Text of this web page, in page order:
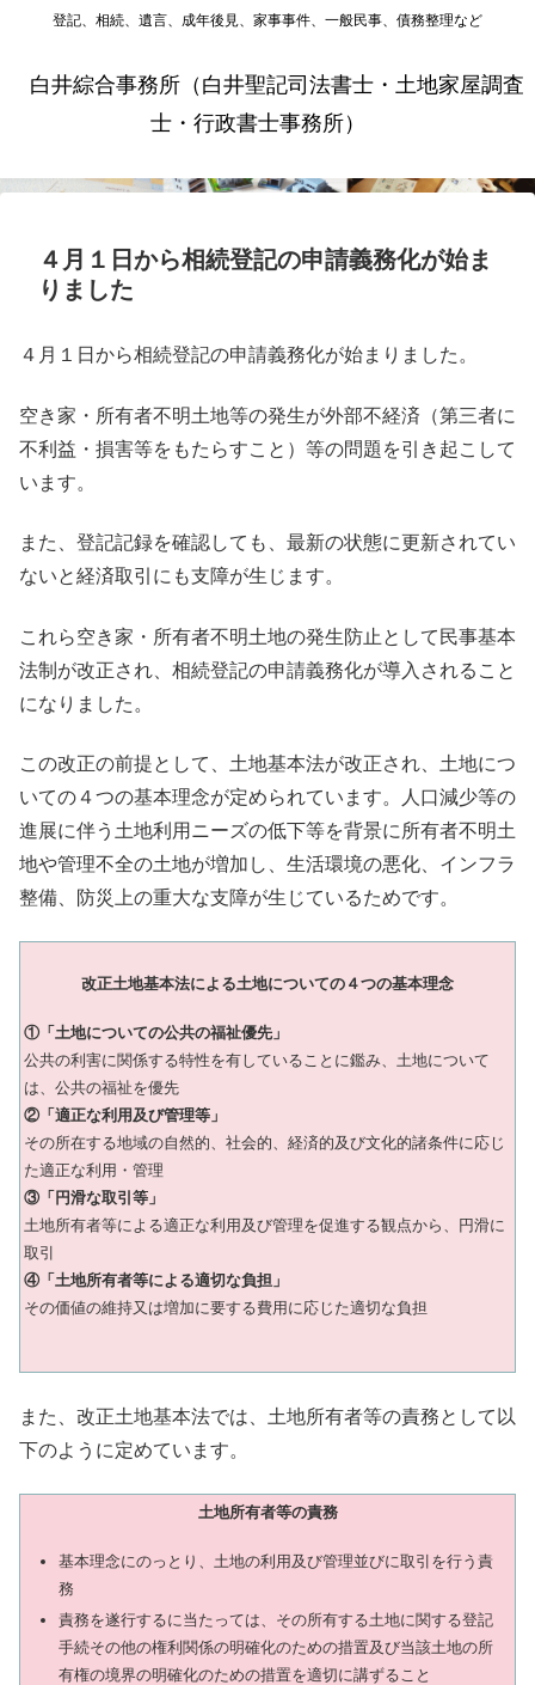
登記、相続、遺言、成年後見、家事事件、一般民事、債務整理など
白井綜合事務所（白井聖記司法書士・土地家屋調査
士・行政書士事務所）
４月１日から相続登記の申請義務化が始ま
りました
４月１日から相続登記の申請義務化が始まりました。
空き家・所有者不明土地等の発生が外部不経済（第三者に
不利益・損害等をもたらすこと）等の問題を引き起こして
います。
また、登記記録を確認しても、最新の状態に更新されてい
ないと経済取引にも支障が生じます。
これら空き家・所有者不明土地の発生防止として民事基本
法制が改正され、相続登記の申請義務化が導入されること
になりました。
この改正の前提として、土地基本法が改正され、土地につ
いての４つの基本理念が定められています。人口減少等の
進展に伴う土地利用ニーズの低下等を背景に所有者不明土
地や管理不全の土地が増加し、生活環境の悪化、インフラ
整備、防災上の重大な支障が生じているためです。
改正土地基本法による土地についての４つの基本理念
①「土地についての公共の福祉優先」
公共の利害に関係する特性を有していることに鑑み、土地について
は、公共の福祉を優先
②「適正な利用及び管理等」
その所在する地域の自然的、社会的、経済的及び文化的諸条件に応じ
た適正な利用・管理
③「円滑な取引等」
土地所有者等による適正な利用及び管理を促進する観点から、円滑に
取引
④「土地所有者等による適切な負担」
その価値の維持又は増加に要する費用に応じた適切な負担
また、改正土地基本法では、土地所有者等の責務として以
下のように定めています。
土地所有者等の責務
基本理念にのっとり、土地の利用及び管理並びに取引を行う責
務
責務を遂行するに当たっては、その所有する土地に関する登記
手続その他の権利関係の明確化のための措置及び当該土地の所
有権の境界の明確化のための措置を適切に講ずること